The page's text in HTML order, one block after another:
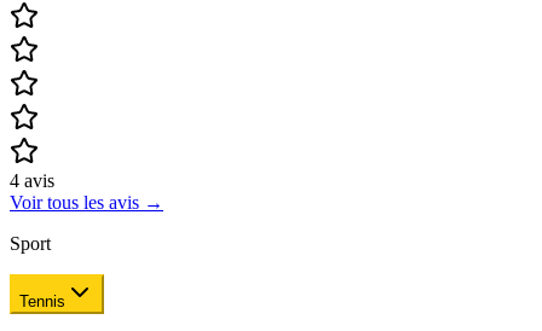
4 avis
Voir tous les avis →
Sport
Tennis